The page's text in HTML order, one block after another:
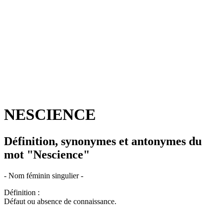
NESCIENCE
Définition, synonymes et antonymes du
mot "Nescience"
- Nom féminin singulier -
Définition :
Défaut ou absence de connaissance.